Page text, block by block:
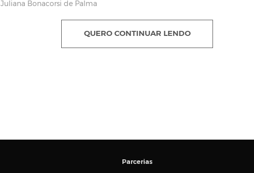
Juliana Bonacorsi de Palma
QUERO CONTINUAR LENDO
Parcerias